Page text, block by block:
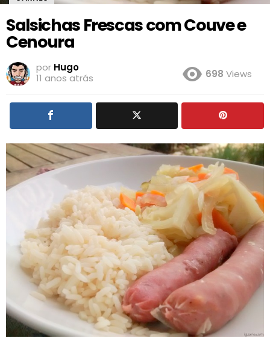
Salsichas Frescas com Couve e
Cenoura
por Hugo
11 anos atrás
698 Views